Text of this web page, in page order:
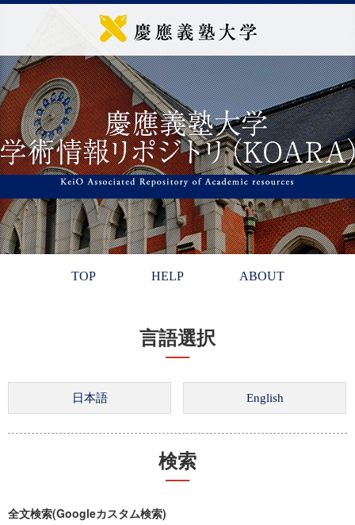
TOP HELP ABOUT
言語選択
検索
全文検索(Googleカスタム検索)